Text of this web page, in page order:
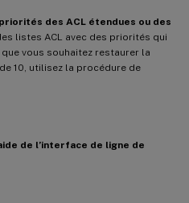
des ACL étendues ou des
listes ACL avec des priorités qui
vous souhaitez restaurer la
10, utilisez la procédure de
de l’interface de ligne de